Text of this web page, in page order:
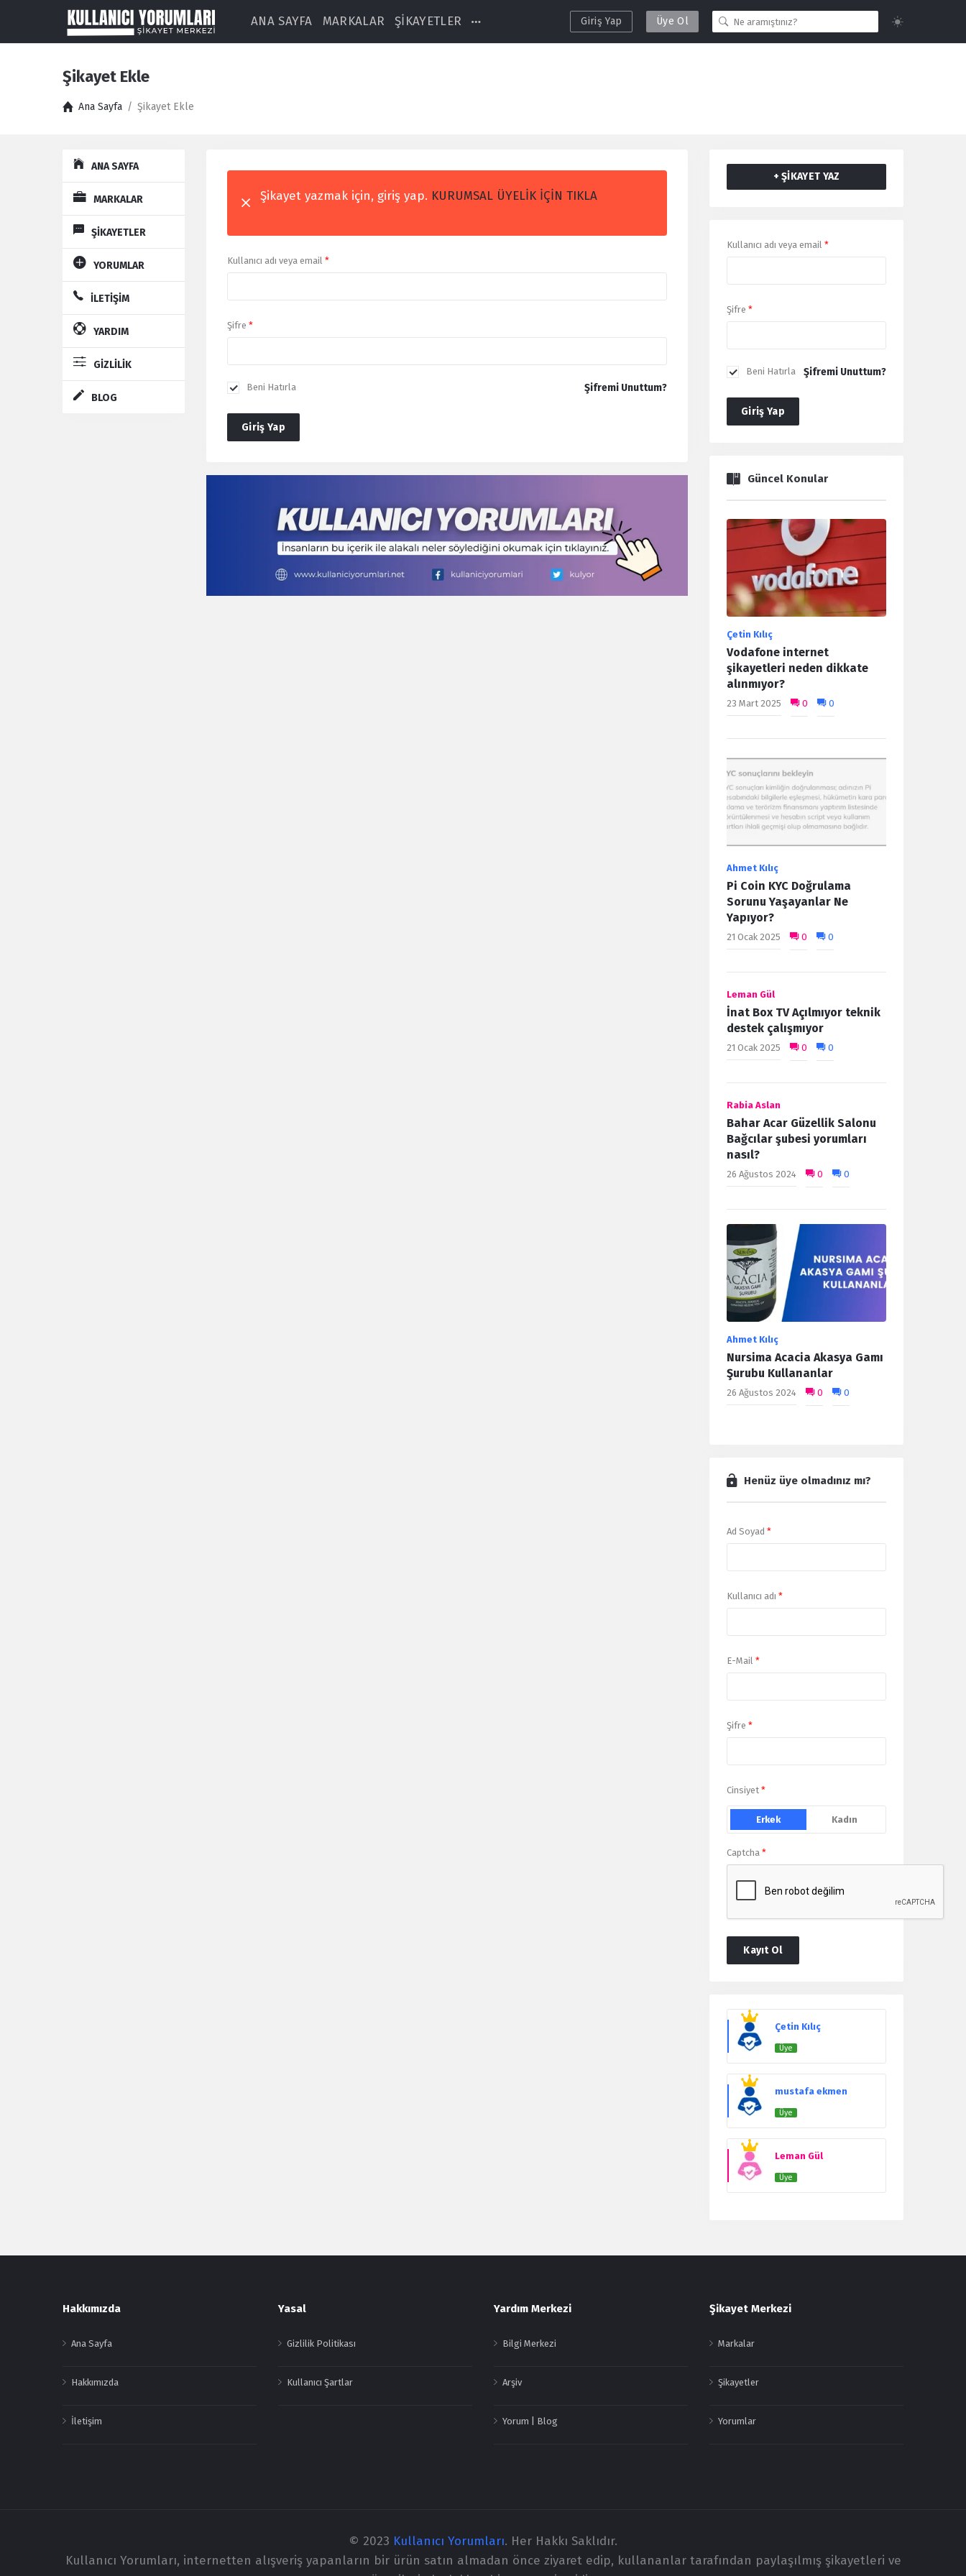
ANA SAYFA MARKALAR ŞİKAYETLER Giriş Yap Üye Ol
Şikayet Ekle
Ana Sayfa / Şikayet Ekle
ExploreANA SAYFA
MARKALAR
ŞİKAYETLER
YORUMLAR
İLETİŞİM
YARDIM
GİZLİLİK
BLOG
Şikayet yazmak için, giriş yap. KURUMSAL ÜYELİK İÇİN TIKLA
Kullanıcı adı veya email *
Şifre *
Beni Hatırla Şifremi Unuttum?
Giriş Yap
+ ŞİKAYET YAZ
Giriş
Kullanıcı adı veya email *
Şifre *
Beni Hatırla Şifremi Unuttum?
Giriş Yap
Güncel Konular
Çetin Kılıç
Vodafone internet
şikayetleri neden dikkate
alınmıyor?
23 Mart 2025 0 0
Ahmet Kılıç
Pi Coin KYC Doğrulama
Sorunu Yaşayanlar Ne
Yapıyor?
21 Ocak 2025 0 0
Leman Gül
İnat Box TV Açılmıyor teknik
destek çalışmıyor
21 Ocak 2025 0 0
Rabia Aslan
Bahar Acar Güzellik Salonu
Bağcılar şubesi yorumları
nasıl?
26 Ağustos 2024 0 0
Ahmet Kılıç
Nursima Acacia Akasya Gamı
Şurubu Kullananlar
26 Ağustos 2024 0 0
Henüz üye olmadınız mı?
Ad Soyad *
Kullanıcı adı *
E-Mail *
Şifre *
Cinsiyet *
Erkek Kadın
Captcha *
Kayıt Ol
Users
Çetin Kılıç
Üye
mustafa ekmen
Üye
Leman Gül
Üye
Footer
Hakkımızda
Ana Sayfa
Hakkımızda
İletişim
Yasal
Gizlilik Politikası
Kullanıcı Şartlar
Yardım Merkezi
Bilgi Merkezi
Arşiv
Yorum | Blog
Şikayet Merkezi
Markalar
Şikayetler
Yorumlar
© 2023 Kullanıcı Yorumları. Her Hakkı Saklıdır.
Kullanıcı Yorumları, internetten alışveriş yapanların bir ürün satın almadan önce ziyaret edip, kullananlar tarafından paylaşılmış şikayetleri ve